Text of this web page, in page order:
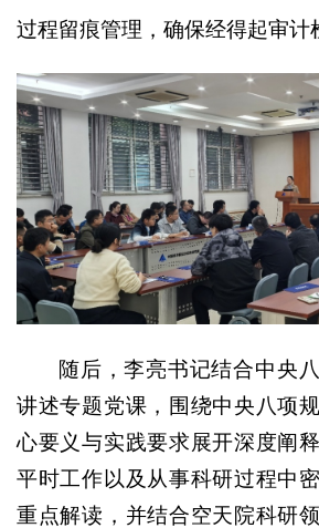
过程留痕管理，确保经得起审计
随后，李亮书记结合中央
讲述专题党课，围绕中央八项
心要义与实践要求展开深度阐
平时工作以及从事科研过程中
重点解读，并结合空天院科研